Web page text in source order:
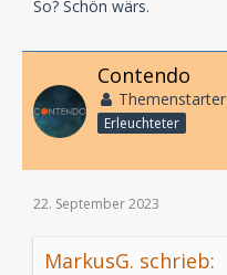
So? Schön wärs.
Contendo
Themenstarter
Erleuchteter
22. September 2023
MarkusG. schrieb: